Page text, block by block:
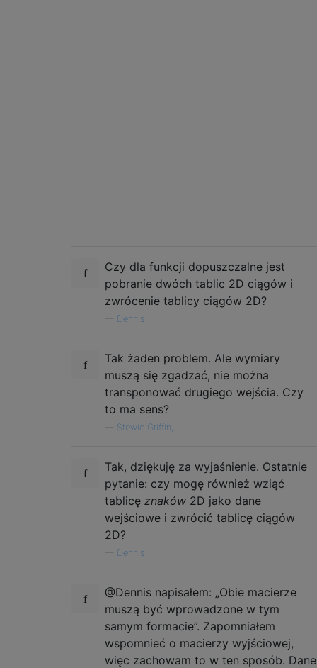
Czy dla funkcji dopuszczalne jest
pobranie dwóch tablic 2D ciągów i
zwrócenie tablicy ciągów 2D?
Dennis
Tak żaden problem. Ale wymiary
muszą się zgadzać, nie można
transponować drugiego wejścia. Czy
to ma sens?
Stewie Griffin,
Tak, dziękuję za wyjaśnienie. Ostatnie
pytanie: czy mogę również wziąć
tablicę znaków 2D jako dane
wejściowe i zwrócić tablicę ciągów
2D?
Dennis
@Dennis napisałem: „Obie macierze
muszą być wprowadzone w tym
samym formacie”. Zapomniałem
wspomnieć o macierzy wyjściowej,
więc zachowam to w ten sposób. Dane